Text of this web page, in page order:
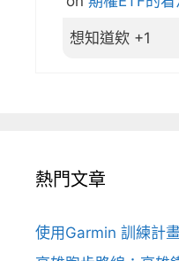
想知道欸 +1
熱門文章
使用Garmin 訓練計